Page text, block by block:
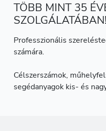
TÖBB MINT 35
SZOLGÁLATÁBAN!
Professzionális
számára.
Célszerszámok,
segédanyagok kis- és